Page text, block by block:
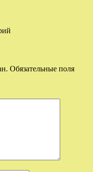
Обязательные поля